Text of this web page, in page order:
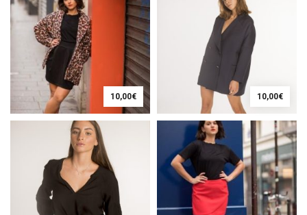
10,00€ 10,00€